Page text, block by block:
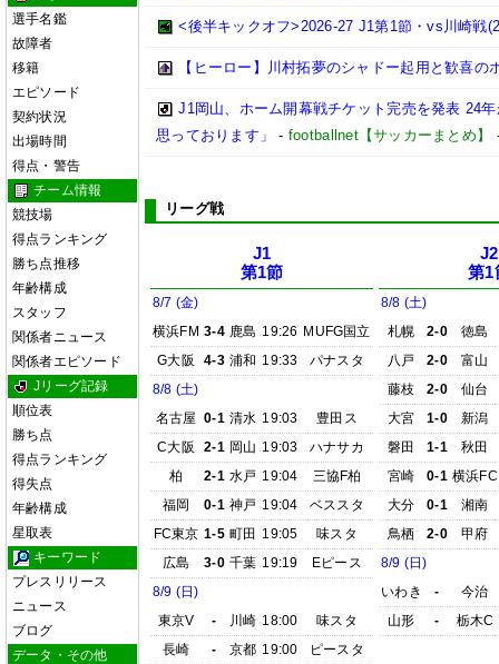
選手名鑑
故障者
移籍
エピソード
契約状況
出場時間
得点・警告
チーム情報
競技場
得点ランキング
勝ち点推移
年齢構成
スタッフ
関係者ニュース
関係者エピソード
Jリーグ記録
順位表
勝ち点
得点ランキング
得失点
年齢構成
星取表
キーワード
プレスリリース
ニュース
ブログ
データ・その他
<後半キックオフ>2026-27 J1第1節・vs川崎戦
【ヒーロー】川村拓夢のシャドー起用と歓喜の
J1岡山、ホーム開幕戦チケット完売を発表 24
思っております」
- footballnet【サッカーまとめ】
リーグ戦
J1
第1節
8/7 (金)
横浜FM 3-4 鹿島 19:26 MUFG国立
G大阪
4-3 浦和 19:33
パナスタ
8/8 (土)
名古屋 0-1 清水 19:03
豊田ス
C大阪
2-1 岡山 19:03
ハナサカ
柏
2-1 水戸 19:04
三協F柏
福岡
0-1 神戸 19:04
ベススタ
FC東京 1-5 町田 19:05
味スタ
広島
3-0 千葉 19:19
Eピース
8/9 (日)
東京V
- 川崎 18:00
味スタ
長崎
- 京都 19:00 ピースタ
J2
第1
8/8 (土)
札幌
2-0
徳島
八戸
2-0
富山
藤枝
2-0
仙台
大宮
1-0
新潟
磐田
1-1
秋田
宮崎
0-1 横浜FC
大分
0-1
湘南
鳥栖
2-0
甲府
8/9 (日)
いわき
-
今治
山形
- 栃木C